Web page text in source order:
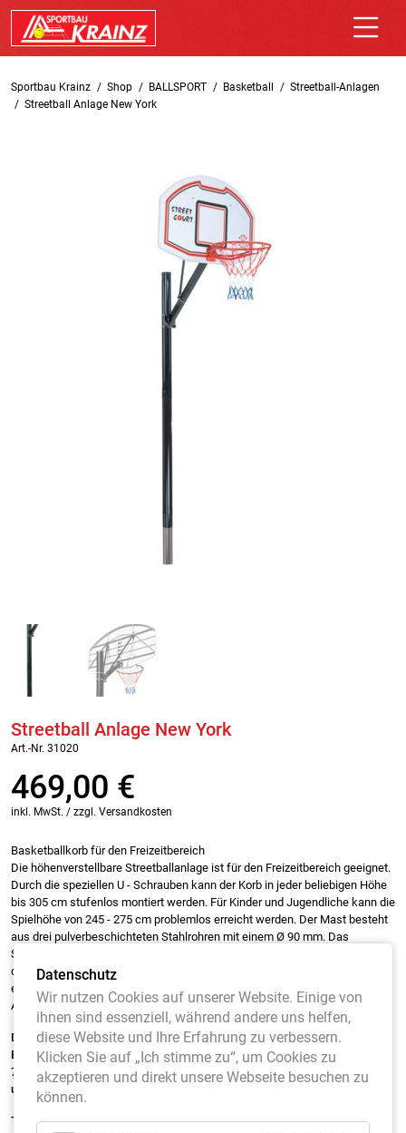
Sportbau Krainz Shop BALLSPORT Basketball
Streetball-Anlagen
Streetball Anlage New York
Streetball Anlage New York
Art.-Nr. 31020
469,00 €
inkl. MwSt. / zzgl. Versandkosten
Basketballkorb für den Freizeitbereich
Die höhenverstellbare Streetballanlage ist für den Freizeitbereich geeignet.
Durch die speziellen U - Schrauben kann der Korb in jeder beliebigen Höhe
bis 305 cm stufenlos montiert werden. Für Kinder und Jugendliche kann die
Spielhöhe von 245 - 275 cm problemlos erreicht werden. Der Mast besteht
aus drei pulverbeschichteten Stahlrohren mit einem Ø 90 mm. Das
Spielbrett mit 112 x 73 cm besteht aus Kunststoff und hat eine Stärke von
ca. 2 mm. Der Ring mit Ø 45 cm besteht aus massivem Stahl und ist mit
einem witterungsbeständigem Tricolor Nylonnetz ausgestattet. Die
Ausladung vom Mast zum Spielbrett beträgt ca. 60 cm.
Die Anlage wurde speziell für das Einbetonieren oder Eingraben in den
Erdboden angefertigt. Zuvor sollte ein Loch mit Ø 60 cm und Tiefe von ca.
70 cm gegraben werden. Nach dem Betonieren sollte die Anlage 60 cm
unterhalb und 260 cm oberhalb des Bodens befinden.
Technische Daten:
Datenschutz
Wir nutzen Cookies auf unserer Website. Einige von
ihnen sind essenziell, während andere uns helfen,
diese Website und Ihre Erfahrung zu verbessern.
Klicken Sie auf „Ich stimme zu“, um Cookies zu
akzeptieren und direkt unsere Webseite besuchen zu
können.